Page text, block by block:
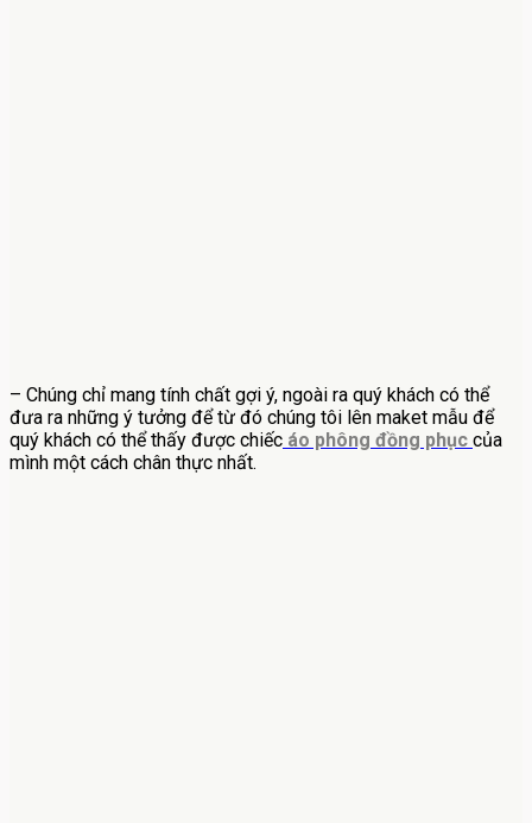
– Chúng chỉ mang tính chất gợi ý, ngoài ra quý khách có thể
đưa ra những ý tưởng để từ đó chúng tôi lên maket mẫu để
quý khách có thể thấy được chiếc áo phông đồng phục của
mình một cách chân thực nhất.